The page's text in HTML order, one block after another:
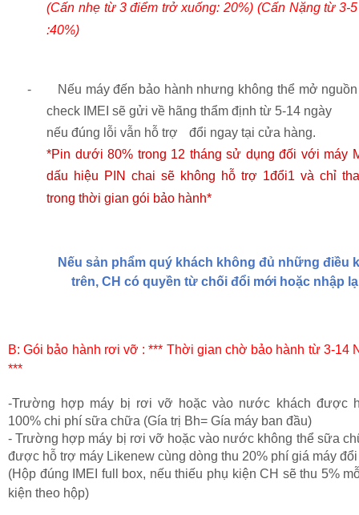
(Cấn nhẹ từ 3 điểm trở xuống: 20%) (Cấn Nặng từ 3-
:40%)
- Nếu máy đến bảo hành nhưng không thể mở
check IMEI sẽ gửi về hãng thẩm định từ 5-14 ngày
nếu đúng lỗi vẫn hỗ trợ đổi ngay tại cửa hàng.
*Pin dưới 80% trong 12 tháng sử dụng đối với máy
dấu hiệu PIN chai sẽ không hỗ trợ 1đổi1 và chỉ
trong thời gian gói bảo hành*
Nếu sản phẩm quý khách không đủ những điều
trên, CH có quyền từ chối đổi mới hoặc nhập
B: Gói bảo hành rơi vỡ : *** Thời gian chờ bảo hành từ 3-14
***
-Trường hợp máy bị rơi vỡ hoặc vào nước khách được
100% chi phí sữa chữa (Gía trị Bh= Gía máy ban đầu)
- Trường hợp máy bị rơi vỡ hoặc vào nước không thể sữa
được hỗ trợ máy Likenew cùng dòng thu 20% phí giá máy đổi
(Hộp đúng IMEI full box, nếu thiếu phụ kiệnCH sẽ thu 5%
kiện theo hộp)